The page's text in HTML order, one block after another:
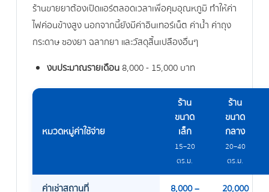
ร้านขายยาต้องเปิดแอร์ตลอดเวลาเพื่อคุมอุณหภูมิ ทำให้ค่า
ไฟค่อนข้างสูง นอกจากนี้ยังมีค่าอินเทอร์เน็ต ค่าน้ำ ค่าถุง
กระดาษ ซองยา ฉลากยา และวัสดุสิ้นเปลืองอื่นๆ
งบประมาณรายเดือน8,000 - 15,000 บาท
หมวดหมู่ค่าใช้จ่าย
ร้าน
ขนาด
เล็ก
15–20
ตร.ม.
ร้าน
ขนาด
กลาง
20–40
ตร.ม.
ค่าเช่าสถานที่
8,000 –
20,000